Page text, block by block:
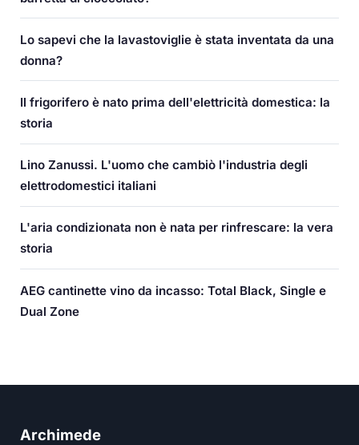
Lo sapevi che la lavastoviglie è stata inventata da una
donna?
Il frigorifero è nato prima dell'elettricità domestica: la
storia
Lino Zanussi. L'uomo che cambiò l'industria degli
elettrodomestici italiani
L'aria condizionata non è nata per rinfrescare: la vera
storia
AEG cantinette vino da incasso: Total Black, Single e
Dual Zone
Archimede